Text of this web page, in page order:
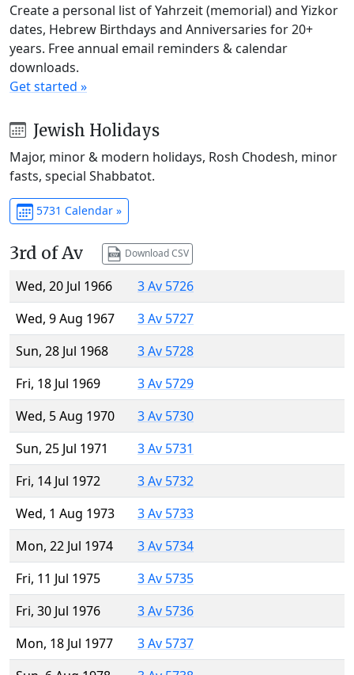
Create a personal list of Yahrzeit (memorial) and Yizkor
dates, Hebrew Birthdays and Anniversaries for 20+
years. Free annual email reminders & calendar
downloads.
Get started »
Jewish Holidays
Major, minor & modern holidays, Rosh Chodesh, minor
fasts, special Shabbatot.
5731 Calendar »
3rd of Av Download CSV
Wed, 20 Jul 1966
3 Av 5726
Wed, 9 Aug 1967
3 Av 5727
Sun, 28 Jul 1968
3 Av 5728
Fri, 18 Jul 1969
3 Av 5729
Wed, 5 Aug 1970
3 Av 5730
Sun, 25 Jul 1971
3 Av 5731
Fri, 14 Jul 1972
3 Av 5732
Wed, 1 Aug 1973
3 Av 5733
Mon, 22 Jul 1974
3 Av 5734
Fri, 11 Jul 1975
3 Av 5735
Fri, 30 Jul 1976
3 Av 5736
Mon, 18 Jul 1977
3 Av 5737